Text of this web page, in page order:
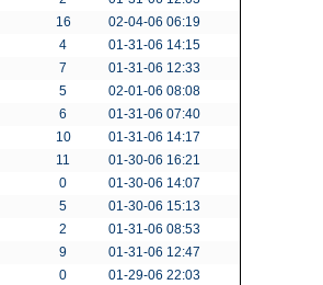
16
02-04-06 06:19
4
01-31-06 14:15
7
01-31-06 12:33
5
02-01-06 08:08
6
01-31-06 07:40
10
01-31-06 14:17
11
01-30-06 16:21
0
01-30-06 14:07
5
01-30-06 15:13
2
01-31-06 08:53
9
01-31-06 12:47
0
01-29-06 22:03